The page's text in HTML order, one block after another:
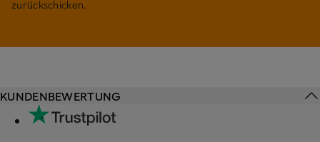
zurückschicken.
KUNDENBEWERTUNG